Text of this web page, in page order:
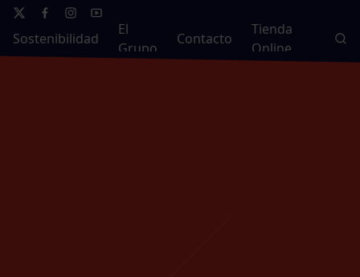
Sostenibilidad
El
Grupo
Contacto
Tienda
Online